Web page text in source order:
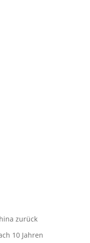
zurück
10 Jahren